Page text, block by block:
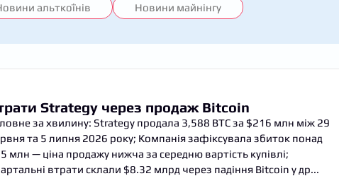
альткоїнів Новини майнінгу
Strategy через продаж Bitcoin
за хвилину: Strategy продала 3,588 BTC за $216 млн між 29
та 5 липня 2026 року; Компанія зафіксувала збиток понад
млн — ціна продажу нижча за середню вартість купівлі;
втрати склали $8.32 млрд через падіння Bitcoin у др...